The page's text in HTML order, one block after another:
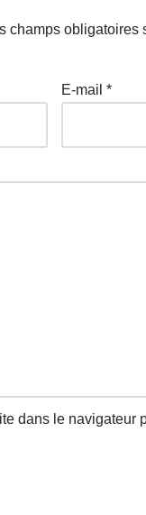
champs obligatoires
E-mail *
dans le navigateur